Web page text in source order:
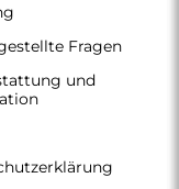
Fragen
und